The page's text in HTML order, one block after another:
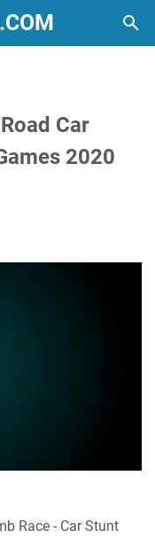
Car
2020
Race - Car Stunt